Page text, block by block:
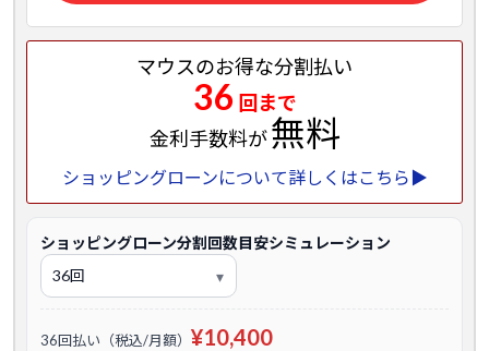
マウスのお得な分割払い
36 回まで
金利手数料が無料
ショッピングローンについて詳しくはこちら▶
ショッピングローン分割回数目安シミュレーション
36回払い（税込/月額） ¥10,400